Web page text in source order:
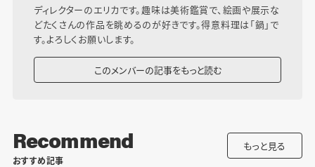
ディレクターのエリカです。趣味は美術鑑賞で、絵画や展示な
どたくさんの作品を眺めるのが好きです。得意料理は「鍋」で
す。よろしくお願いします。
このメンバーの記事をもっと読む
Recommend
おすすめ記事
もっと見る